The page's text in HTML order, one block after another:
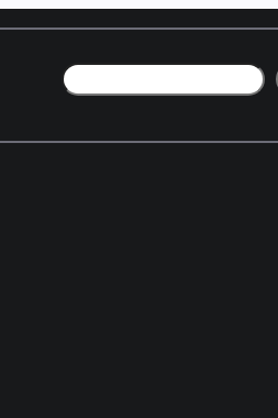
Поиск